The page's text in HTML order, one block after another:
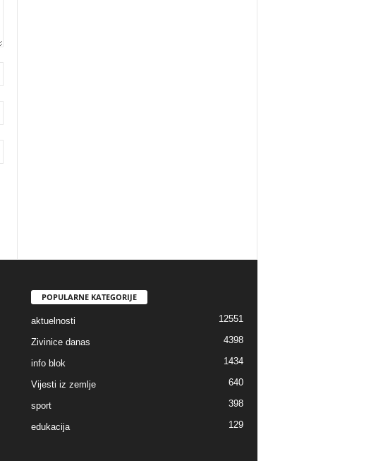
POPULARNE KATEGORIJE
aktuelnosti 12551
Zivinice danas 4398
info blok 1434
Vijesti iz zemlje 640
sport 398
edukacija 129